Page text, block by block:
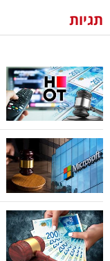
וצרכנות
דיגיטל
וטק
שיווק
ופרסום
משפט
מדדים
ומחקרים
תגיות